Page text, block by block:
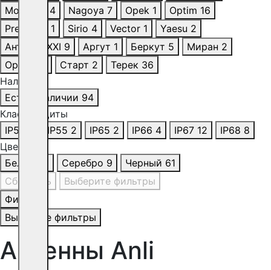
Motorola
4 Nagoya 7 Opek 1 Optim 16
President
1 Sirio 4 Vector 1 Yaesu 2
Антенна XXI 9 Аргут 1 Беркут 5 Миран 2
Орбита
Старт 2 Терек 36
Наличие
Есть в наличии 94
Класс защиты
IP54
IP55 2 IP65 2 IP66 4 IP67 12 IP68 8
Цвет
Белый
Серебро 9 Черный 61
Сбросить
Выберите фильтры
Фильтр
Выберите фильтры
Антенны Anli